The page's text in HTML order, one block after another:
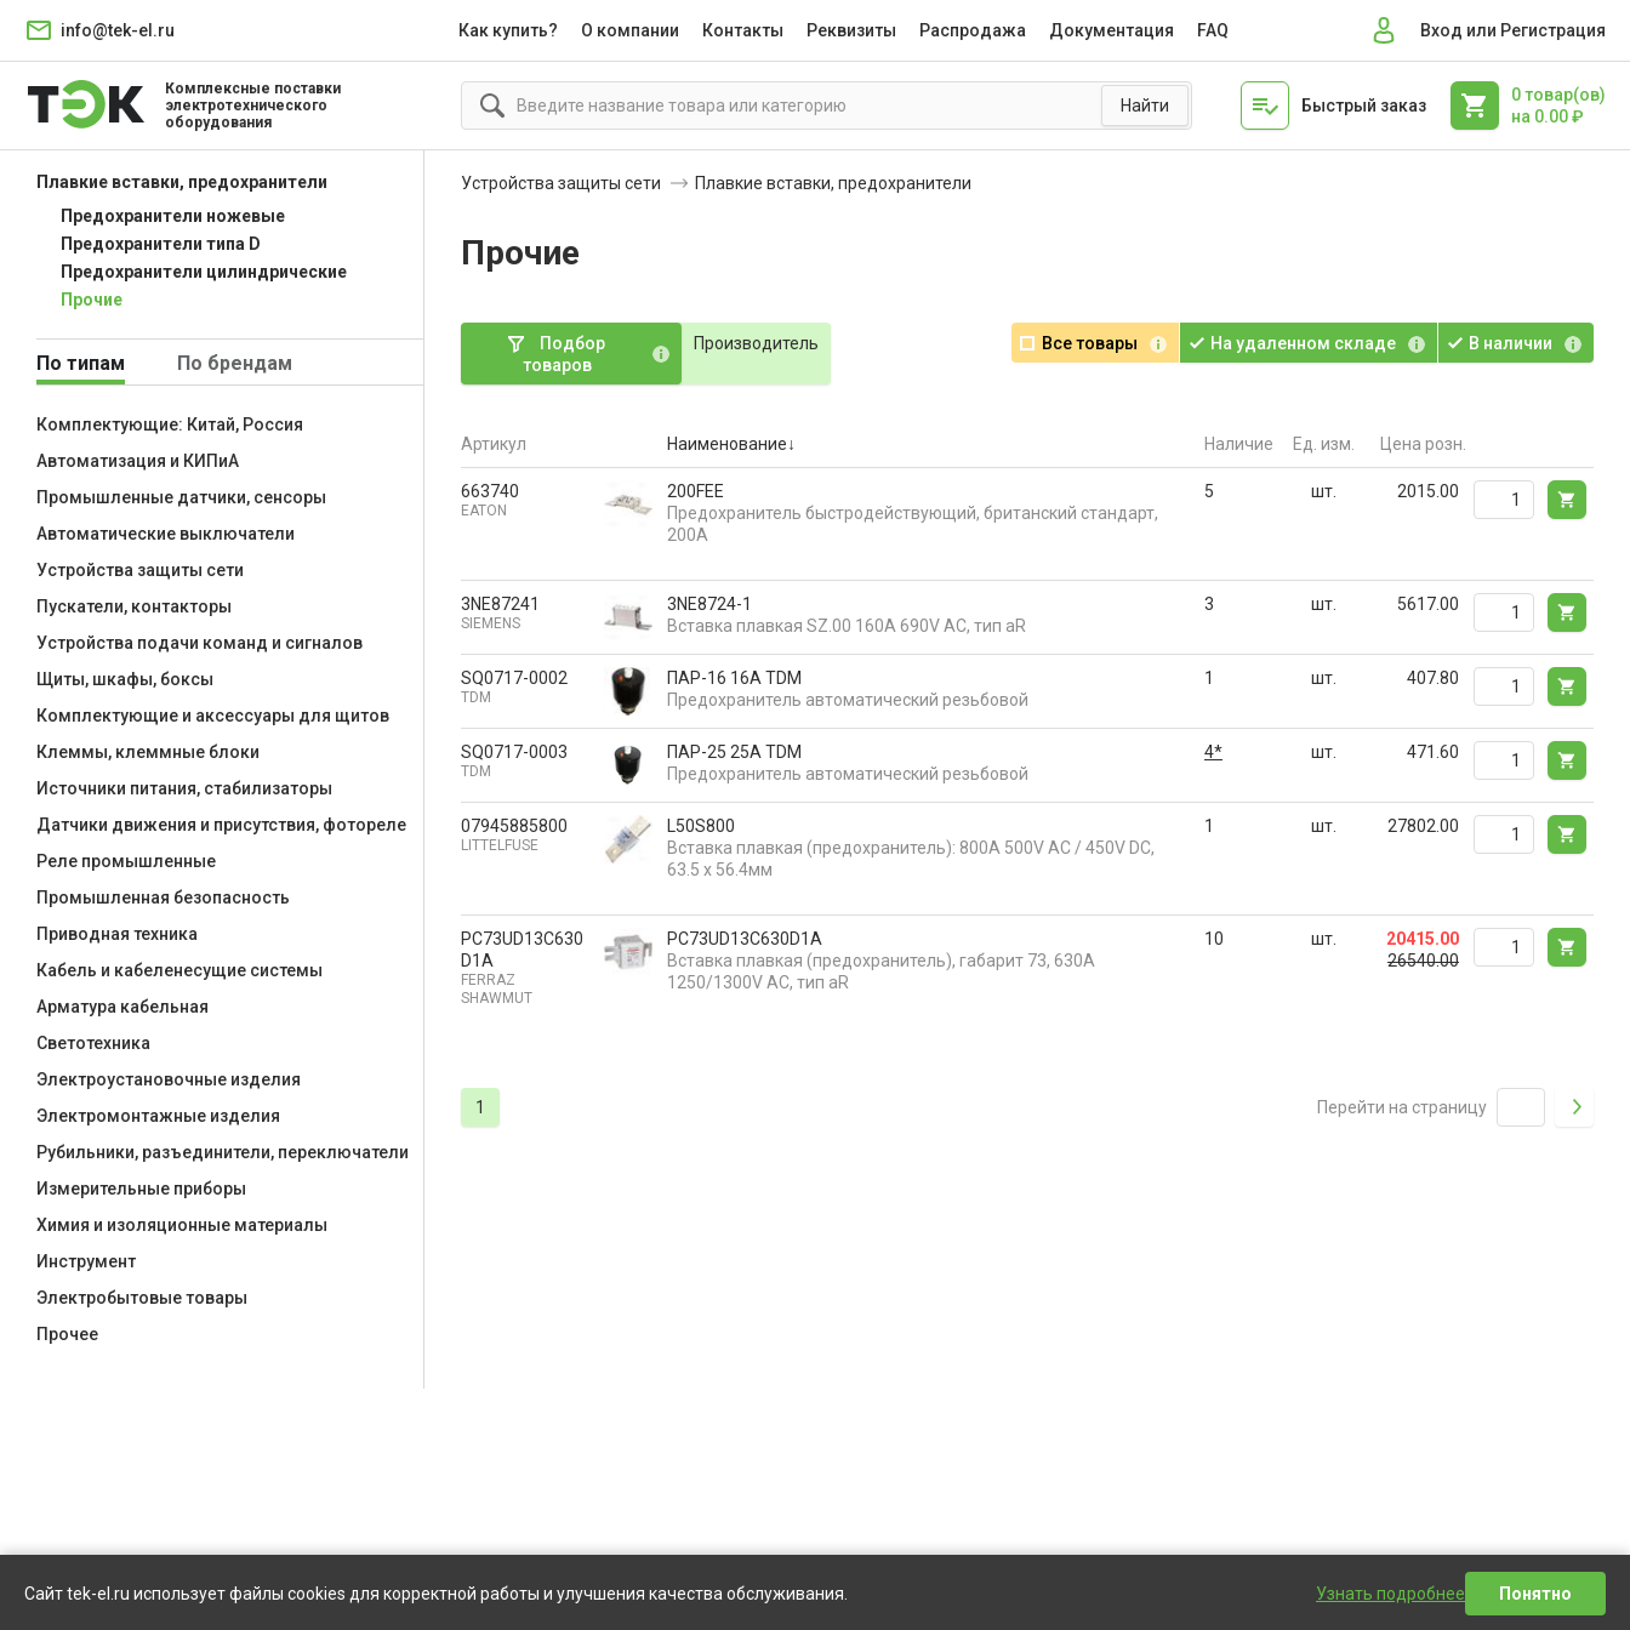
info@tek-el.ru Как купить? О компании Контакты Реквизиты Распродажа Документация FAQ Вход или Регистрация
Комплексные поставки
электротехнического
оборудования
Быстрый заказ
0товар(ов)
на 0.00₽
Устройства защиты сети Плавкие вставки, предохранители
Прочие
Подбор
товаров
Производитель Все товары На удаленном складе В наличии
Артикул Наименование Наличие Ед. изм. Цена розн.
663740
EATON
200FEE
Предохранитель быстродействующий, британский стандарт,
200А
5 шт. 2015.00
3NE87241
SIEMENS
3NE8724-1
Вставка плавкая SZ.00 160A 690V AC, тип aR
3 шт. 5617.00
SQ0717-0002
TDM
ПАР-16 16А TDM
Предохранитель автоматический резьбовой
1 шт. 407.80
SQ0717-0003
TDM
ПАР-25 25А TDM
Предохранитель автоматический резьбовой
4* шт. 471.60
07945885800
LITTELFUSE
L50S800
Вставка плавкая (предохранитель): 800A 500V AC / 450V DC,
63.5 x 56.4мм
1 шт. 27802.00
PC73UD13C630
D1A
FERRAZ
SHAWMUT
PC73UD13C630D1A
Вставка плавкая (предохранитель), габарит 73, 630A
1250/1300V AC, тип aR
10 шт.
20415.00
26540.00
1 Перейти на страницу
Плавкие вставки, предохранители
Предохранители ножевые
Предохранители типа D
Предохранители цилиндрические
Прочие
По типам По брендам
Комплектующие: Китай, Россия
Автоматизация и КИПиА
Промышленные датчики, сенсоры
Автоматические выключатели
Устройства защиты сети
Пускатели, контакторы
Устройства подачи команд и сигналов
Щиты, шкафы, боксы
Комплектующие и аксессуары для щитов
Клеммы, клеммные блоки
Источники питания, стабилизаторы
Датчики движения и присутствия, фотореле
Реле промышленные
Промышленная безопасность
Приводная техника
Кабель и кабеленесущие системы
Арматура кабельная
Светотехника
Электроустановочные изделия
Электромонтажные изделия
Рубильники, разъединители, переключатели
Измерительные приборы
Химия и изоляционные материалы
Инструмент
Электробытовые товары
Прочее
Написать сообщение
Сайт tek-el.ru использует файлы cookies для корректной работы и улучшения качества обслуживания. Узнать подробнее Понятно